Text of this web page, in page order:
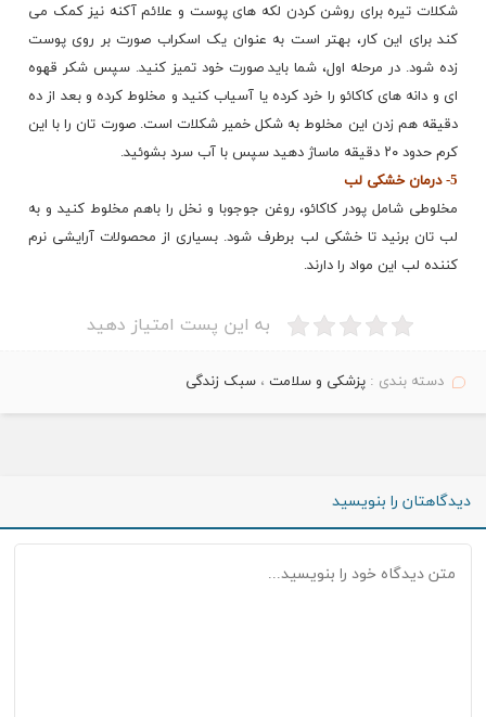
شکلات تیره برای روشن کردن لکه های پوست و علائم آکنه نیز کمک می
کند برای این کار، بهتر است به عنوان یک اسکراب صورت بر روی پوست
زده شود. در مرحله اول، شما باید صورت خود تمیز کنید. سپس شکر قهوه
ای و دانه هایکاکائو را خرد کرده یا آسیاب کنید و مخلوط کرده و بعد از ده
دقیقه هم زدن این مخلوط به شکل خمیر شکلات است. صورت تان را با این
کرم حدود ۲۰ دقیقه ماساژ دهید سپس با آب سرد بشوئید.
5- درمان خشکی لب
مخلوطی شامل پودر کاکائو، روغن جوجوبا و نخل را باهم مخلوط کنید و به
لب تان برنید تا خشکی لب برطرف شود. بسیاری از محصولات آرایشی نرم
کننده لب این مواد را دارند.
به این پست امتیاز دهید
دسته بندی :پزشکی و سلامت ،سبک زندگی
دیدگاهتان را بنویسید